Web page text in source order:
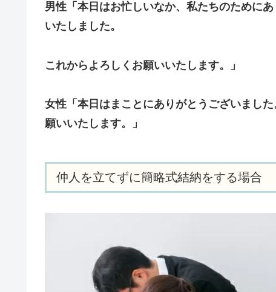
男性「本日はお忙しいなか、私たちのために
いたしました。
これからよろしくお願いいたします。」
女性「本日はまことにありがとうございまし
願いいたします。」
仲人を立てずに簡略式結納をする場合